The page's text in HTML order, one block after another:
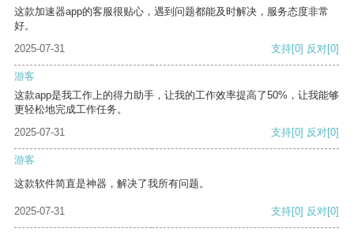
这款加速器app的客服很贴心，遇到问题都能及时解决，服务态度非常
好。
2025-07-31
支持[0] 反对[0]
游客
这款app是我工作上的得力助手，让我的工作效率提高了50%，让我能够
更轻松地完成工作任务。
2025-07-31
支持[0] 反对[0]
游客
这款软件简直是神器，解决了我所有问题。
2025-07-31 支持[0] 反对[0]